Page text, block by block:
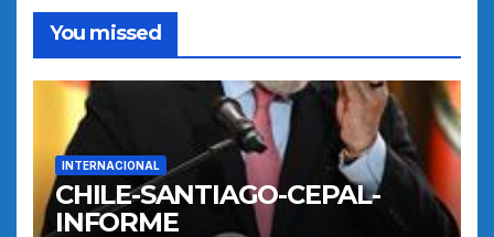
You missed
INTERNACIONAL
CHILE-SANTIAGO-CEPAL-
INFORME